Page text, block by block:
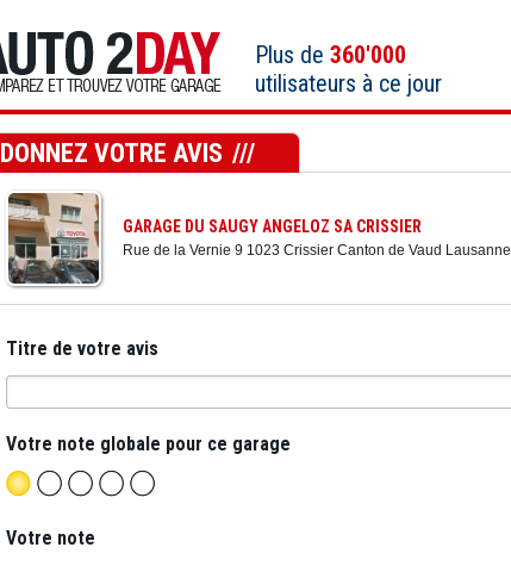
Plus de 360'000
utilisateurs à ce jour
DONNEZ VOTRE AVIS
GARAGE DU SAUGY ANGELOZ SA CRISSIER
Rue de la Vernie 9 1023 Crissier Canton de Vaud Lausanne
Titre de votre avis
Votre note globale pour ce garage
Votre note